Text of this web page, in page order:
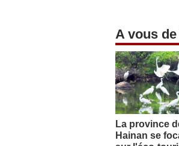
A vous
La province
Hainan se